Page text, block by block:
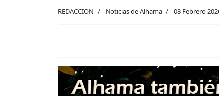
REDACCION Noticias de Alhama 08 Febrero